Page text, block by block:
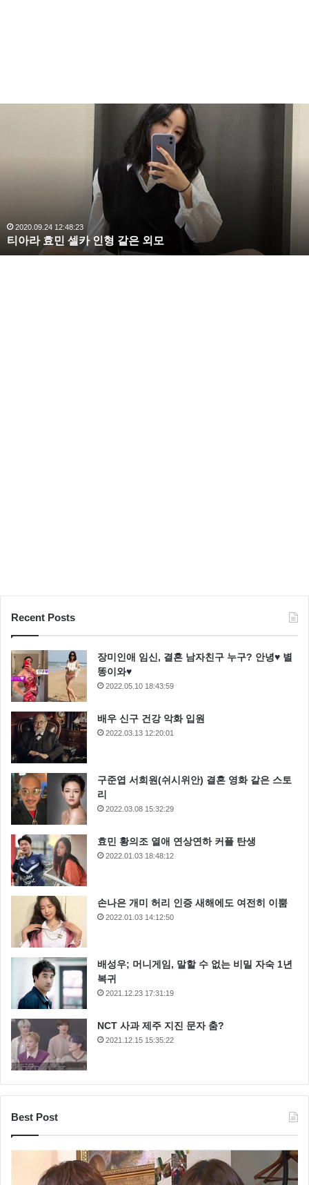
형
같
은
2020.09.24 12:48:23
티아라 효민 셀카 인형 같은 외모
Recent Posts
장미인애 임신, 결혼 남자친구 누구? 안녕♥ 별
똥이와♥
2022.05.10 18:43:59
배우 신구 건강 악화 입원
2022.03.13 12:20:01
구준엽 서희원(쉬시위안) 결혼 영화 같은 스토
리
2022.03.08 15:32:29
효민 황의조 열애 연상연하 커플 탄생
2022.01.03 18:48:12
손나은 개미 허리 인증 새해에도 여전히 이뿜
2022.01.03 14:12:50
배성우; 머니게임, 말할 수 없는 비밀 자숙 1년
복귀
2021.12.23 17:31:19
NCT 사과 제주 지진 문자 춤?
2021.12.15 15:35:22
Best Post